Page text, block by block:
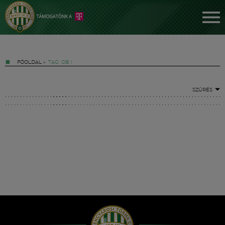
FŐOLDAL » TAG: OB I
SZŰRÉS
Hírek